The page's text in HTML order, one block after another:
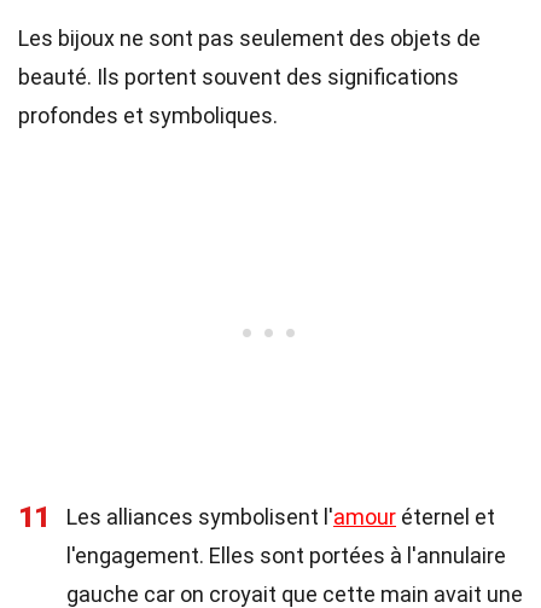
Les bijoux ne sont pas seulement des objets de
beauté. Ils portent souvent des significations
profondes et symboliques.
11 Les alliances symbolisent l'amour éternel et
l'engagement. Elles sont portées à l'annulaire
gauche car on croyait que cette main avait une